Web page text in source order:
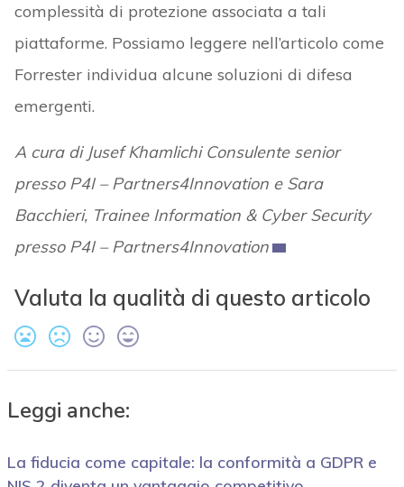
complessità di protezione associata a tali
piattaforme. Possiamo leggere nell’articolo come
Forrester individua alcune soluzioni di difesa
emergenti.
A cura di Jusef Khamlichi Consulente senior
presso P4I – Partners4Innovation e Sara
Bacchieri, Trainee Information & Cyber Security
presso P4I – Partners4Innovation
Valuta la qualità di questo articolo
Leggi anche:
La fiducia come capitale: la conformità a GDPR e